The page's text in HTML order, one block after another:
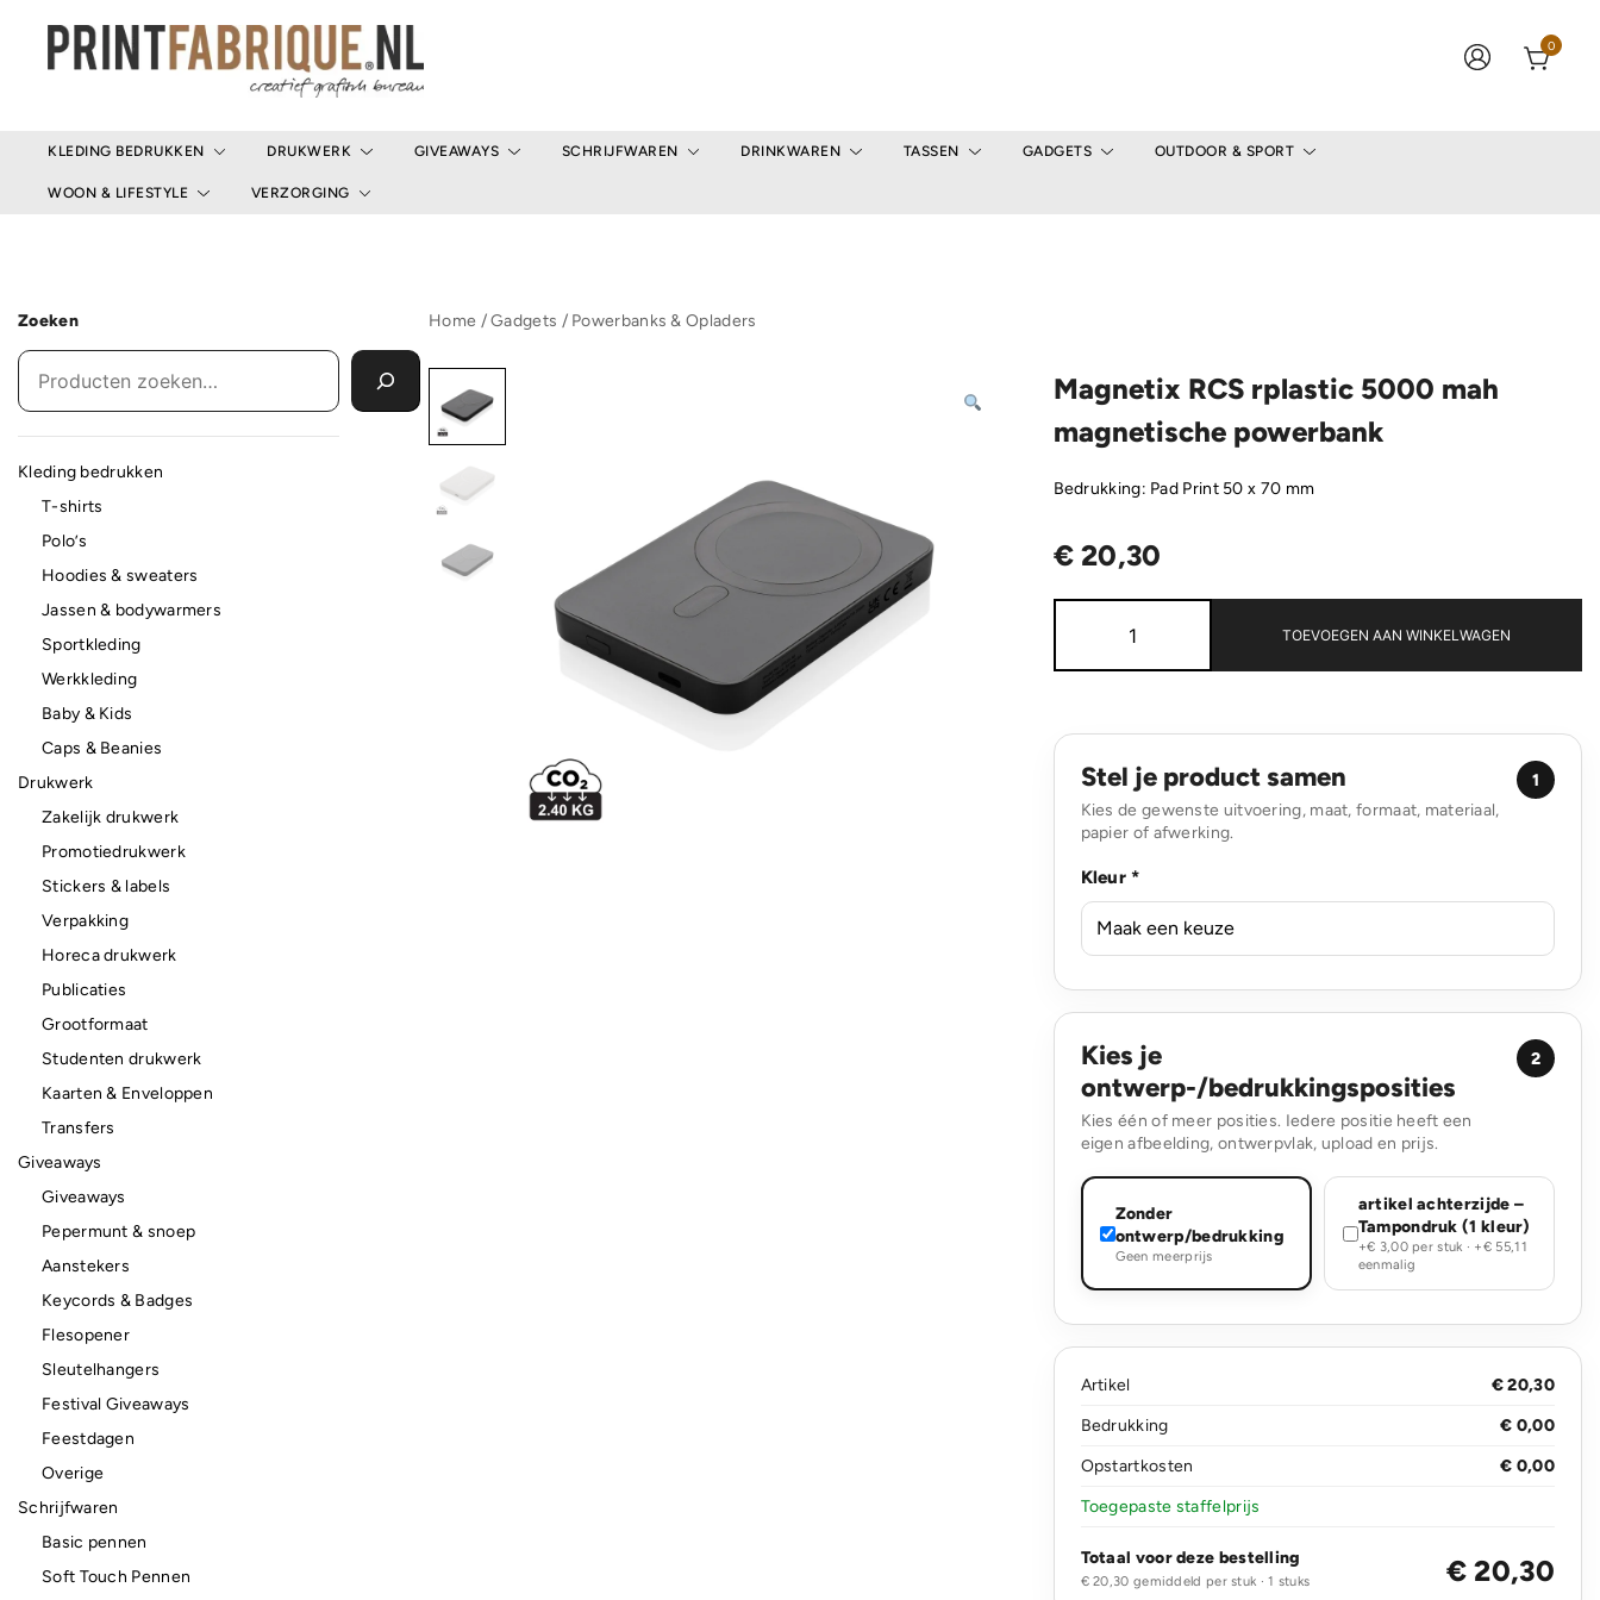
0
KLEDING BEDRUKKEN DRUKWERK GIVEAWAYS SCHRIJFWAREN DRINKWAREN TASSEN GADGETS OUTDOOR & SPORT
WOON & LIFESTYLE VERZORGING
Home /Gadgets / Powerbanks & Opladers
Magnetix RCS rplastic 5000 mah
magnetische powerbank
Bedrukking: Pad Print 50 x 70 mm
€20,30
RCS
aantal
TOEVOEGEN AAN WINKELWAGEN
Stel je product samen
Kies de gewenste uitvoering, maat, formaat, materiaal,
papier of afwerking.
1
Kleur *
Kies je
ontwerp-/bedrukkingsposities
Kies één of meer posities. Iedere positie heeft een
eigen afbeelding, ontwerpvlak, upload en prijs.
2
Zonder
ontwerp/bedrukking
Geen meerprijs
artikel achterzijde –
Tampondruk (1 kleur)
+€ 3,00 per stuk · +€ 55,11
eenmalig
Artikel
€ 20,30
Bedrukking
€ 0,00
Opstartkosten
€ 0,00
Toegepaste staffelprijs
Totaal voor deze bestelling
€ 20,30 gemiddeld per stuk · 1 stuks € 20,30
Zoeken
Kleding bedrukken
T-shirts
Polo’s
Hoodies & sweaters
Jassen & bodywarmers
Sportkleding
Werkkleding
Baby & Kids
Caps & Beanies
Drukwerk
Zakelijk drukwerk
Promotiedrukwerk
Stickers & labels
Verpakking
Horeca drukwerk
Publicaties
Grootformaat
Studenten drukwerk
Kaarten & Enveloppen
Transfers
Giveaways
Giveaways
Pepermunt & snoep
Aanstekers
Keycords & Badges
Flesopener
Sleutelhangers
Festival Giveaways
Feestdagen
Overige
Schrijfwaren
Basic pennen
Soft Touch Pennen